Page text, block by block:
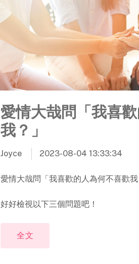
愛情大哉問「我喜
我？」
Joyce 2023-08-04 13:33:34
愛情大哉問「我喜歡的人為何不喜歡我
好好檢視以下三個問題吧！
全文